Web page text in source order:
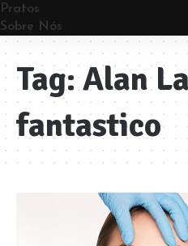
Pratos
Sobre Nós
Tag:Alan
fantastico